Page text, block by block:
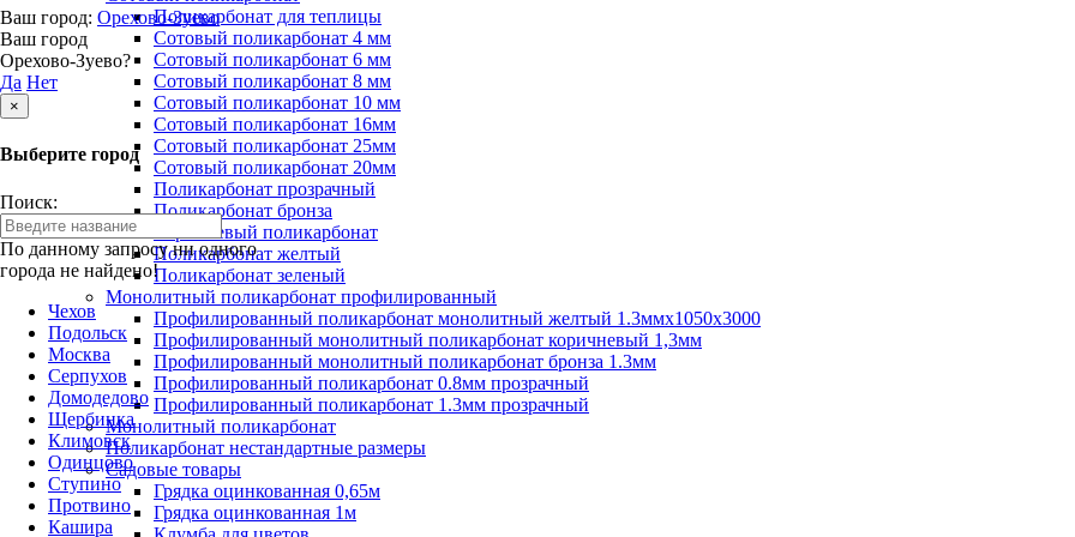
Ваш город: Орехово-Зуево
Ваш город
Орехово-Зуево?
Да Нет
×
Выберите город
Поиск:
По данному запросу ни одного
города не найдено!
Чехов
Подольск
Москва
Серпухов
Домодедово
Щербинка
Климовск
Одинцово
Ступино
Протвино
Кашира
Поликарбонат для теплицы
Сотовый поликарбонат 4 мм
Сотовый поликарбонат 6 мм
Сотовый поликарбонат 8 мм
Сотовый поликарбонат 10 мм
Сотовый поликарбонат 16мм
Сотовый поликарбонат 25мм
Сотовый поликарбонат 20мм
Поликарбонат прозрачный
Поликарбонат бронза
Коричневый поликарбонат
Поликарбонат желтый
Поликарбонат зеленый
Монолитный поликарбонат профилированный
Профилированный поликарбонат монолитный желтый 1.3ммх1050х3000
Профилированный монолитный поликарбонат коричневый 1,3мм
Профилированный монолитный поликарбонат бронза 1.3мм
Профилированный поликарбонат 0.8мм прозрачный
Профилированный поликарбонат 1.3мм прозрачный
Монолитный поликарбонат
Поликарбонат нестандартные размеры
Садовые товары
Грядка оцинкованная 0,65м
Грядка оцинкованная 1м